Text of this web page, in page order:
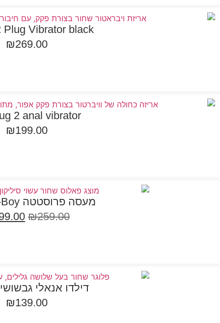
Plug Vibrator black
₪269.00
2 anal vibrator
₪199.00
מעסה פרוסטטה Naughty-Boy
₪259.00
דילדו אנאלי גבשושי 14
₪139.00